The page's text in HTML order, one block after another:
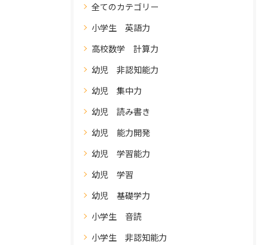
全てのカテゴリー
小学生 英語力
高校数学 計算力
幼児 非認知能力
幼児 集中力
幼児 読み書き
幼児 能力開発
幼児 学習能力
幼児 学習
幼児 基礎学力
小学生 音読
小学生 非認知能力